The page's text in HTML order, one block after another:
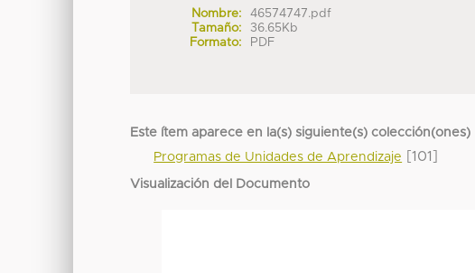
Nombre:
46574747.pdf
Tamaño:
36.65Kb
Formato:
PDF
Este ítem aparece en la(s) siguiente(s) colección(ones)
Programas de Unidades de Aprendizaje
[101]
Visualización del Documento